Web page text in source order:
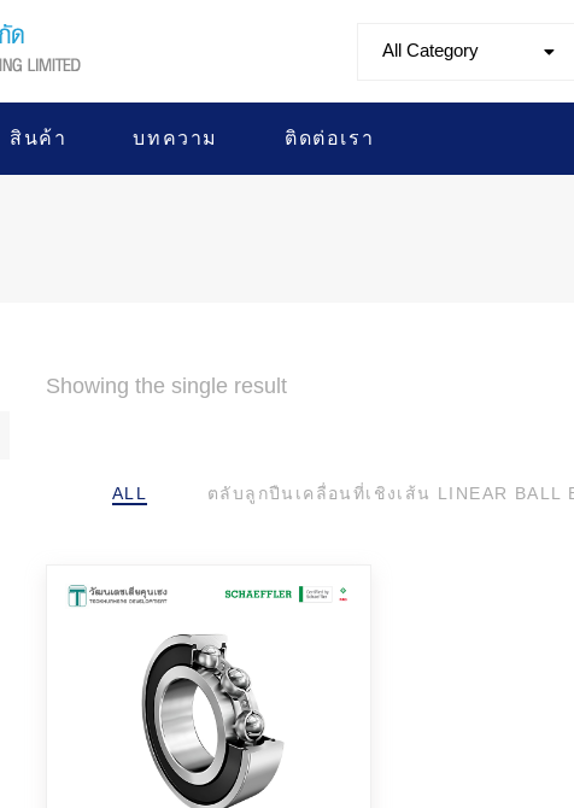
All Category
สินค้า บทความ ติดต่อเรา
Showing the single result
ALL ตลับลูกปืนเคลื่อนที่เชิงเส้น LINEAR BALL